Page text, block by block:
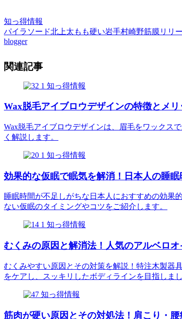
知っ得情報
パイラソード北上太もも硬い岩手村崎野筋膜リリ
blogger
関連記事
知っ得情報
Wax脱毛アイブロウデザインの特徴とメリ
Wax脱毛アイブロウデザインは、眉毛をワックス
く解説します。
知っ得情報
効果的な仮眠で眠気を解消！日本人の睡眠
睡眠時間が不足しがちな日本人におすすめの効果
ない仮眠のタイミングやコツをご紹介します。
知っ得情報
むくみの原因と解消法！人気のアルベロ
むくみやすい原因とその対策を解説！特注木製器
をケアし、スッキリしたボディラインを目指しまし
知っ得情報
筋肉が硬い原因とその対処法！肩こり・